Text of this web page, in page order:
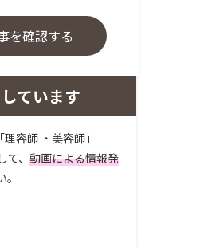
を確認する
ています
容師 ・美容師」
、 動画による情報発